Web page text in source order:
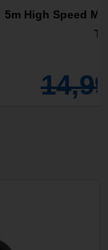
5m High Speed